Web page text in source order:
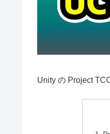
Unity の Project